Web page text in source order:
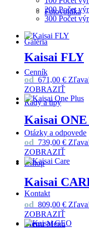
Fotovoltika
Galéria
Cenník
Rady a tipy
Otázky a odpovede
Eshop
Kontakt
Menu Menu
200 Počet
300 Počet
Kaisai FLY
od 671,00 €
ZOBRAZIŤ
Kaisai ONE
od 739,00 €
ZOBRAZIŤ
Kaisai
od 809,00 €
ZOBRAZIŤ